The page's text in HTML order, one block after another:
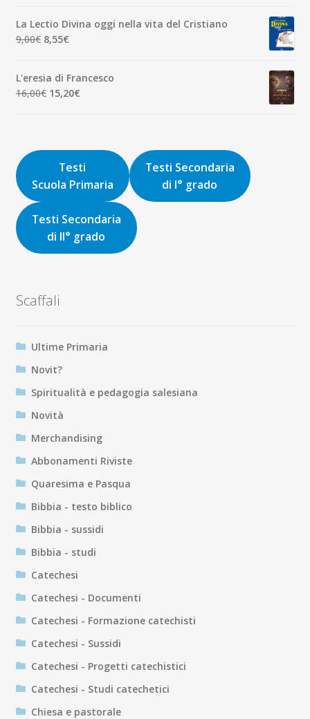
era:
8,00€.
è:
7,60€.
La Lectio Divina oggi nella vita del Cristiano
9,00€ Il
era:
9,00€.
8,55€Il
è:
8,55€.
L'eresia di Francesco
16,00€ Il
16,00€.
15,20€Il
15,20€.
Testi
Scuola Primaria
Testi Secondaria
di I° grado
Testi Secondaria
di II° grado
Scaffali
Ultime Primaria
Novit?
Spiritualità e pedagogia salesiana
Novità
Merchandising
Abbonamenti Riviste
Quaresima e Pasqua
Bibbia - testo biblico
Bibbia - sussidi
Bibbia - studi
Catechesi
Catechesi - Documenti
Catechesi - Formazione catechisti
Catechesi - Sussidi
Catechesi - Progetti catechistici
Catechesi - Studi catechetici
Chiesa e pastorale